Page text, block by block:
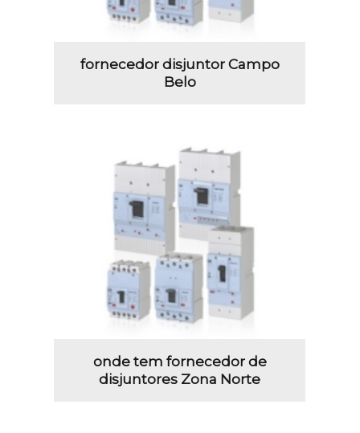
fornecedor disjuntor Campo
Belo
onde tem fornecedor de
disjuntores Zona Norte